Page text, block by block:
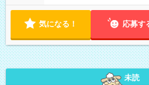
気になる！ 応募す
未読